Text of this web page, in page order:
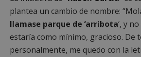
plantea un cambio de nombre:
llamase parque de ‘arribota‘, y
estaría como mínimo, gracioso. De
personalmente, me quedo con la
Cookies no